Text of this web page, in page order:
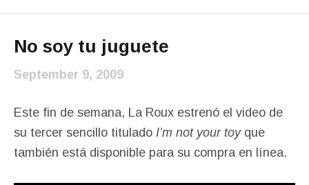
No soy tu juguete
September 9, 2009
Este fin de semana, La Roux estrenó el video de
su tercer sencillo titulado I’m not your toyque
también está disponible para su compra en línea.